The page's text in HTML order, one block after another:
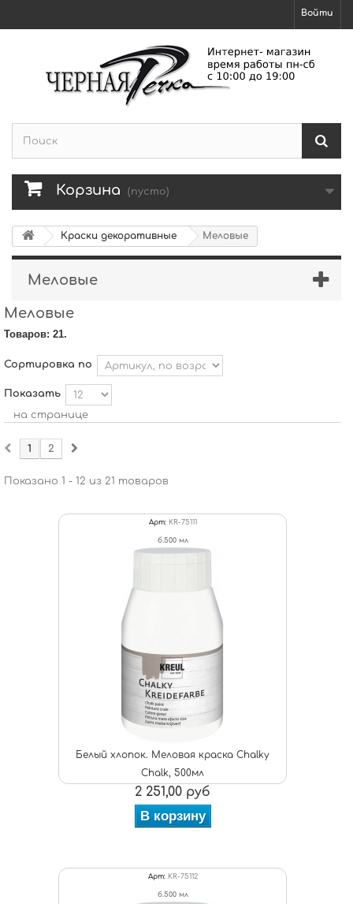
Войти
Корзина (пусто)
Краски декоративные Меловые
Меловые
Меловые
Товаров: 21.
Сортировка по
Показать
на странице
1 2
Показано 1 - 12 из 21 товаров
Арт: KR-75111
б.500 мл
Белый хлопок. Меловая краска Chalky
Chalk, 500мл
2 251,00 руб
В корзину
Арт: KR-75112
б.500 мл